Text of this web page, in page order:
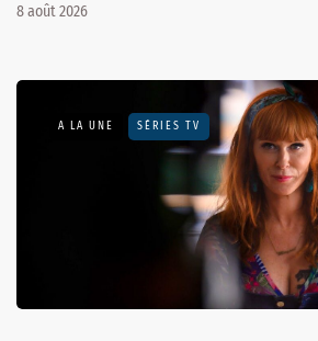
8 août 2026
A LA UNE SÉRIES TV